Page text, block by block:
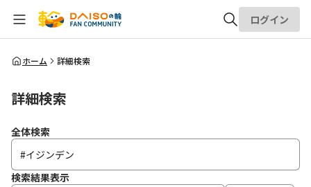
全体検索
ログイン
ホーム 詳細検索
詳細検索
全体検索
検索結果表示